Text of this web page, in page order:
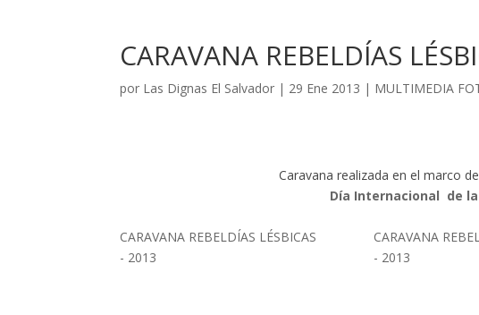
CARAVANA REBELDÍAS
por Las Dignas El Salvador | 29 Ene 2013 | MULTIMEDIA
Caravana realizada en el marco
Día Internacional de
CARAVANA REBELDÍAS LÉSBICAS
- 2013
CARAVANA
- 2013